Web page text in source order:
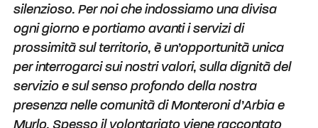
silenzioso. Per noi che indossiamo una divisa
ogni giorno e portiamo avanti i servizi di
prossimità sul territorio, è un’opportunità unica
per interrogarci sui nostri valori, sulla dignità del
servizio e sul senso profondo della nostra
presenza nelle comunità di Monteroni d’Arbia e